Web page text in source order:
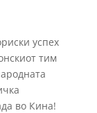
успех
тим
во Кина!